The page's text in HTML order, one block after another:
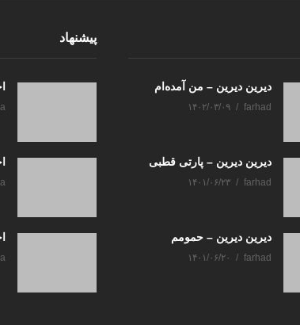
دیرین دیرین – من آمده‌ام
farhad ۱۴۰۲/۰۳/۰۹
دیرین دیرین – پارتی قطبی
farhad ۱۴۰۱/۰۶/۲۳
دیرین دیرین – حمومم
farhad ۱۴۰۱/۰۶/۲۰
پیشنهاد